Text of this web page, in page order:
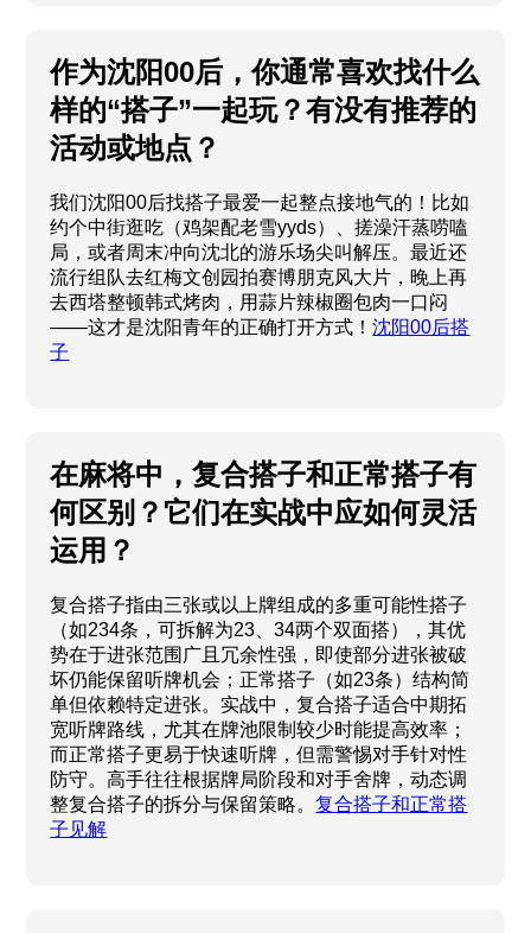
作为沈阳00后，你通常喜欢找什么
样的“搭子”一起玩？有没有推荐的
活动或地点？
我们沈阳00后找搭子最爱一起整点接地气的！比如
约个中街逛吃（鸡架配老雪yyds）、搓澡汗蒸唠嗑
局，或者周末冲向沈北的游乐场尖叫解压。最近还
流行组队去红梅文创园拍赛博朋克风大片，晚上再
去西塔整顿韩式烤肉，用蒜片辣椒圈包肉一口闷
——这才是沈阳青年的正确打开方式！沈阳00后搭
子
在麻将中，复合搭子和正常搭子有
何区别？它们在实战中应如何灵活
运用？
复合搭子指由三张或以上牌组成的多重可能性搭子
（如234条，可拆解为23、34两个双面搭），其优
势在于进张范围广且冗余性强，即使部分进张被破
坏仍能保留听牌机会；正常搭子（如23条）结构简
单但依赖特定进张。实战中，复合搭子适合中期拓
宽听牌路线，尤其在牌池限制较少时能提高效率；
而正常搭子更易于快速听牌，但需警惕对手针对性
防守。高手往往根据牌局阶段和对手舍牌，动态调
整复合搭子的拆分与保留策略。复合搭子和正常搭
子见解